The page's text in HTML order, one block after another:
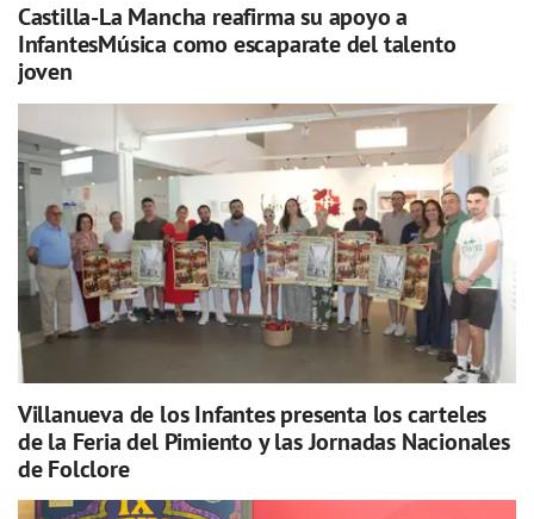
Castilla-La Mancha reafirma su apoyo a
InfantesMúsica como escaparate del talento
joven
Villanueva de los Infantes presenta los carteles
de la Feria del Pimiento y las Jornadas Nacionales
de Folclore